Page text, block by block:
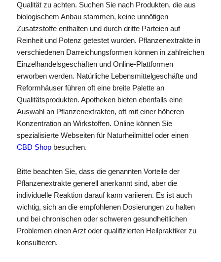
Qualität zu achten. Suchen Sie nach Produkten, die aus
biologischem Anbau stammen, keine unnötigen
Zusatzstoffe enthalten und durch dritte Parteien auf
Reinheit und Potenz getestet wurden. Pflanzenextrakte in
verschiedenen Darreichungsformen können in zahlreichen
Einzelhandelsgeschäften und Online-Plattformen
erworben werden. Natürliche Lebensmittelgeschäfte und
Reformhäuser führen oft eine breite Palette an
Qualitätsprodukten. Apotheken bieten ebenfalls eine
Auswahl an Pflanzenextrakten, oft mit einer höheren
Konzentration an Wirkstoffen. Online können Sie
spezialisierte Webseiten für Naturheilmittel oder einen
CBD Shopbesuchen.
Bitte beachten Sie, dass die genannten Vorteile der
Pflanzenextrakte generell anerkannt sind, aber die
individuelle Reaktion darauf kann variieren. Es ist auch
wichtig, sich an die empfohlenen Dosierungen zu halten
und bei chronischen oder schweren gesundheitlichen
Problemen einen Arzt oder qualifizierten Heilpraktiker zu
konsultieren.